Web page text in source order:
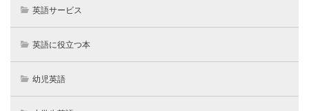
英語サービス
英語に役立つ本
幼児英語